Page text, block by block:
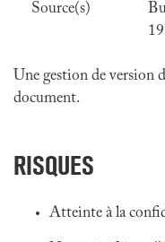
Source(s)
Une gestion de version
document.
RISQUES
Atteinte à la